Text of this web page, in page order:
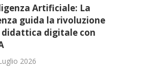
Artificiale: La
guida la rivoluzione
didattica digitale con
2026